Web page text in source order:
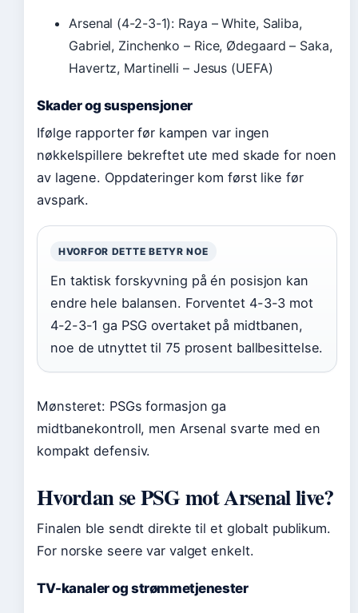
Arsenal (4-2-3-1): Raya – White, Saliba,
Gabriel, Zinchenko – Rice, Ødegaard – Saka,
Havertz, Martinelli – Jesus (UEFA)
Skader og suspensjoner
Ifølge rapporter før kampen var ingen
nøkkelspillere bekreftet ute med skade for noen
av lagene. Oppdateringer kom først like før
avspark.
HVORFOR DETTE BETYR NOE
En taktisk forskyvning på én posisjon kan
endre hele balansen. Forventet 4-3-3 mot
4-2-3-1 ga PSG overtaket på midtbanen,
noe de utnyttet til 75 prosent ballbesittelse.
Mønsteret: PSGs formasjon ga
midtbanekontroll, men Arsenal svarte med en
kompakt defensiv.
Hvordan se PSG mot Arsenal live?
Finalen ble sendt direkte til et globalt publikum.
For norske seere var valget enkelt.
TV-kanaler og strømmetjenester